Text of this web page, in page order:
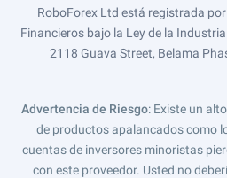
RoboForex Ltd está registrada
Financieros bajo la Ley de la
2118 Guava Street, Belama
Advertencia de Riesgo: Existe un
de productos apalancados como
cuentas de inversores minoristas
con este proveedor. Usted no